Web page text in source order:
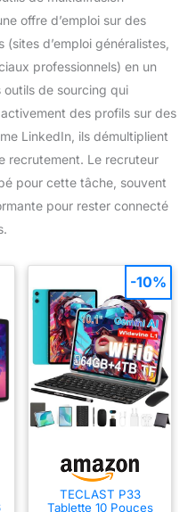
offre d’emploi sur des
d’emploi généralistes,
professionnels) en un
outils de sourcing qui
des profils sur des
LinkedIn, ils démultiplient
recrutement. Le recruteur
pour cette tâche, souvent
pour rester connecté
TECLAST P33
Tablette 10 Pouces
-10%